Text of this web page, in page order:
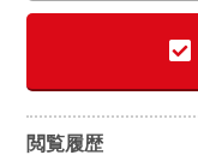
閲覧履歴